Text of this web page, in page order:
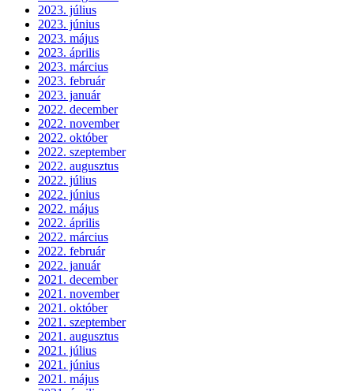
2023. július
2023. június
2023. május
2023. április
2023. március
2023. február
2023. január
2022. december
2022. november
2022. október
2022. szeptember
2022. augusztus
2022. július
2022. június
2022. május
2022. április
2022. március
2022. február
2022. január
2021. december
2021. november
2021. október
2021. szeptember
2021. augusztus
2021. július
2021. június
2021. május